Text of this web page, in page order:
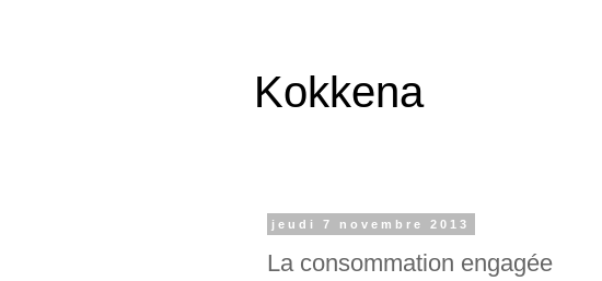
Kokkena
jeudi 7 novembre 2013
La consommation engagée